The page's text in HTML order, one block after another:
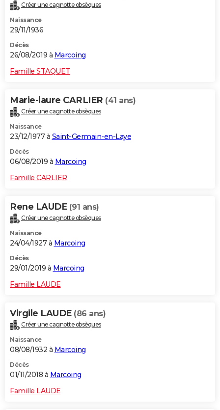
Créer une cagnotte obsèques
Naissance
29/11/1936
Décès
26/08/2019 à Marcoing
Famille STAQUET
Marie-laure CARLIER (41 ans)
Créer une cagnotte obsèques
Naissance
23/12/1977 à Saint-Germain-en-Laye
Décès
06/08/2019 à Marcoing
Famille CARLIER
Rene LAUDE (91 ans)
Créer une cagnotte obsèques
Naissance
24/04/1927 à Marcoing
Décès
29/01/2019 à Marcoing
Famille LAUDE
Virgile LAUDE (86 ans)
Créer une cagnotte obsèques
Naissance
08/08/1932 à Marcoing
Décès
01/11/2018 à Marcoing
Famille LAUDE